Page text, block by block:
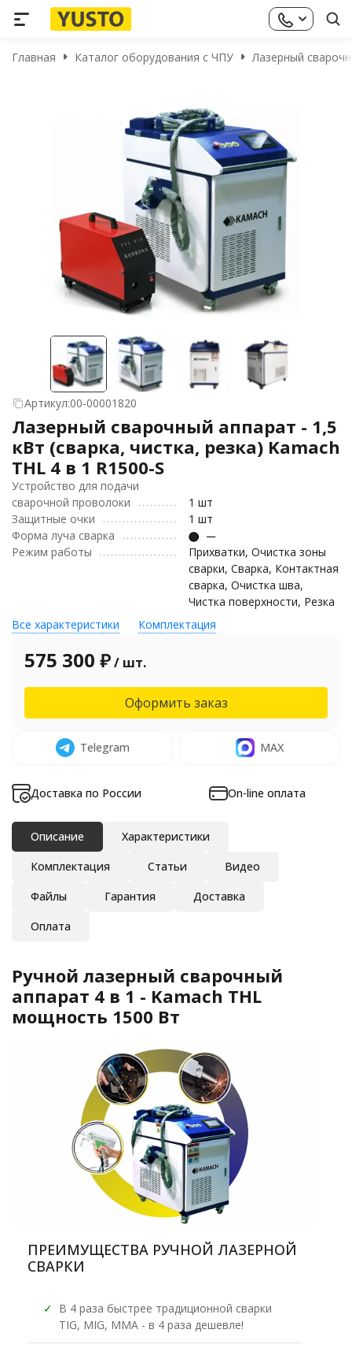
Главная Каталог оборудования с ЧПУ Лазерный
Артикул:00-00001820
Лазерный сварочный аппарат - 1,5
кВт (сварка, чистка, резка) Kamach
THL 4 в 1 R1500-S
Устройство для подачи
сварочной проволоки
1 шт
Защитные очки
1 шт
Форма луча сварка
Режим работы
Прихватки, Очистка зоны
сварки, Сварка, Контактная
сварка, Очистка шва,
Чистка поверхности, Резка
Все характеристики
Комплектация
575 300 ₽/ шт.
Оформить заказ
Telegram MAX
Доставка по России On-line оплата
Описание
Характеристики
Комплектация
Статьи
Видео
Файлы
Гарантия
Доставка
Оплата
Ручной лазерный сварочный
аппарат 4 в 1 - Kamach THL
мощность 1500 Вт
ПРЕИМУЩЕСТВА РУЧНОЙ ЛАЗЕРНОЙ
СВАРКИ
✓ В 4 раза быстрее традиционной сварки
TIG, MIG, MMA - в 4 раза дешевле!